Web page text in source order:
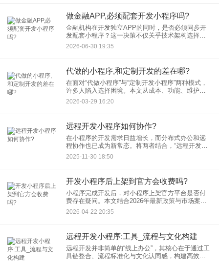
做金融APP,必须配套开发小程序吗?
金融机构在开发独立APP的同时，是否必须同步开
发配套小程序？这一决策不仅关乎技术架构选择，
更直接影响用户触达效率、运营成本及市场竞争
力。本文从用户体验、成本效益、技术架构、合规
2026-06-30 19:35
代做的小程序,和定制开发的差在哪?
在面对“代做小程序”与“定制开发小程序”两种模式，
许多人陷入选择困境。本文从成本、功能、维护、
适配性等维度深度对比两者差异，帮助读者根据需
2026-03-29 16:20
远程开发小程序如何协作?
在小程序的开发需求日益增长，而分布式办公和远
程协作也已成为新常态。将两者结合，“远程开发小
程序”如何保证效率、质量和团队默契？这已成为众
多开发团队和创业者关注的焦点。本文将为您系统
2025-11-30 18:50
开发小程序后上架到官方会收费吗?
小程序完成开发后，对小程序上架官方平台是否付
费存在疑问。本文结合2026年最新政策与市场案
例，系统梳理开发小程序全流程的必要支出，助您
2026-04-22 20:35
远程开发小程序:工具_流程与文化构建
远程开发并非简单的“线上办公”，其核心在于通过工
具链整合、流程标准化与文化认同感，构建高效协